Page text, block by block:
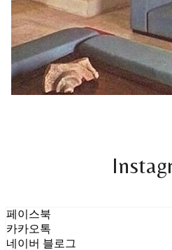
페이스북
카카오톡
네이버 블로그